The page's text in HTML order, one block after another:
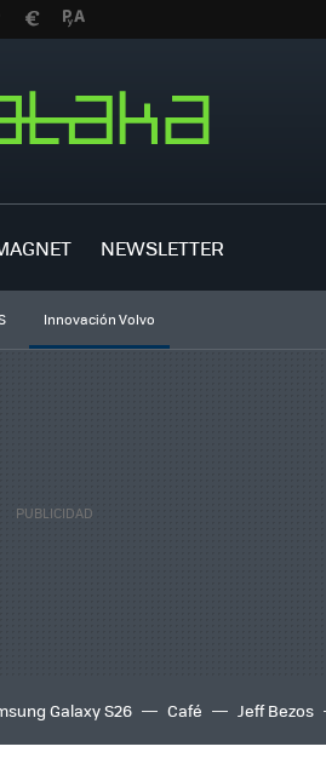
NEWSLETTER
Innovación Volvo
Galaxy S26 Café Jeff Bezos